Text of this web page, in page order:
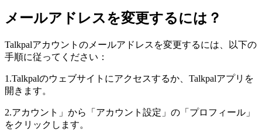
メールアドレスを変更するには？
Talkpalアカウントのメールアドレスを変更するには、以下の
手順に従ってください：
1.Talkpalのウェブサイトにアクセスするか、Talkpalアプリを
開きます。
2.アカウント」から「アカウント設定」の「プロフィール」
をクリックします。